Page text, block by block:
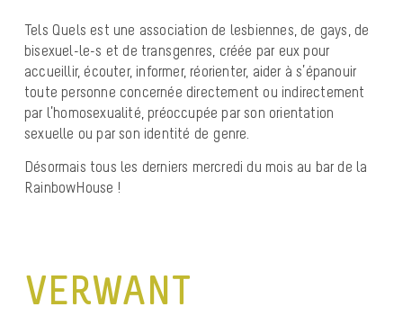
Tels Quels est une association de lesbiennes, de gays, de
bisexuel-le-s et de transgenres, créée par eux pour
accueillir, écouter, informer, réorienter, aider à s’épanouir
toute personne concernée directement ou indirectement
par l’homosexualité, préoccupée par son orientation
sexuelle ou par son identité de genre.
Désormais tous les derniers mercredi du mois au bar de la
RainbowHouse !
VERWANT